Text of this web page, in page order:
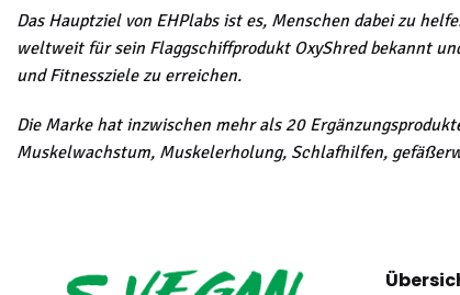
Das Hauptziel von EHPlabs ist es, Menschen dabei zu
weltweit für sein Flaggschiffprodukt OxyShred bekannt
und Fitnessziele zu erreichen.
Die Marke hat inzwischen mehr als 20
Muskelwachstum, Muskelerholung, Schlafhilfen,